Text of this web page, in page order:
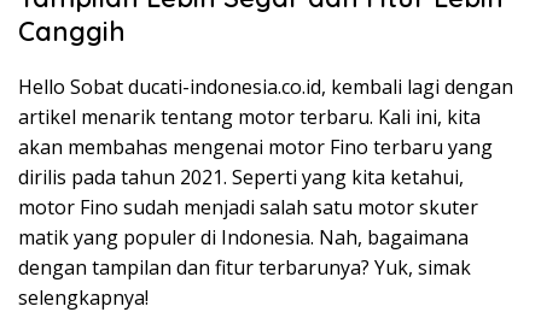
Canggih
Hello Sobat ducati-indonesia.co.id, kembali lagi dengan
artikel menarik tentang motor terbaru. Kali ini, kita
akan membahas mengenai motor Fino terbaru yang
dirilis pada tahun 2021. Seperti yang kita ketahui,
motor Fino sudah menjadi salah satu motor skuter
matik yang populer di Indonesia. Nah, bagaimana
dengan tampilan dan fitur terbarunya? Yuk, simak
selengkapnya!